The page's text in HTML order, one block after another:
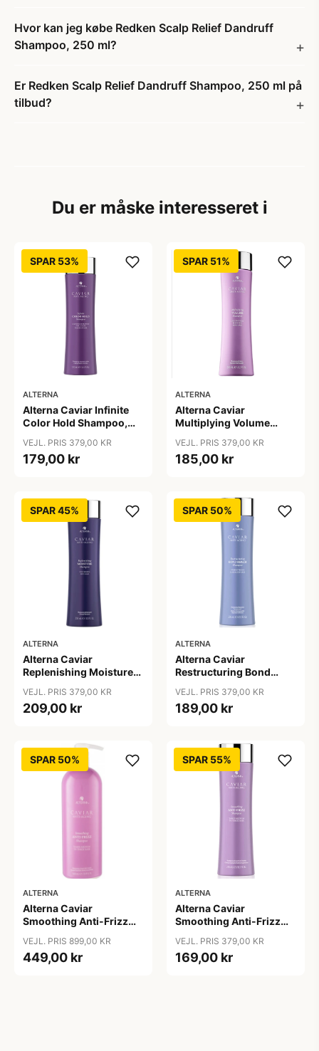
Hvor kan jeg købe Redken Scalp Relief Dandruff
Shampoo, 250 ml?
Er Redken Scalp Relief Dandruff Shampoo, 250 ml på
tilbud?
Du er måske interesseret i
SPAR 53%
ALTERNA
Alterna Caviar Infinite
Color Hold Shampoo,
VEJL. PRIS 379,00 KR
179,00 kr
SPAR 51%
ALTERNA
Alterna Caviar
Multiplying Volume
VEJL. PRIS 379,00 KR
185,00 kr
SPAR 45%
ALTERNA
Alterna Caviar
Replenishing Moisture
VEJL. PRIS 379,00 KR
209,00 kr
SPAR 50%
ALTERNA
Alterna Caviar
Restructuring Bond
VEJL. PRIS 379,00 KR
189,00 kr
SPAR 50%
ALTERNA
Alterna Caviar
Smoothing Anti-Frizz
VEJL. PRIS 899,00 KR
449,00 kr
SPAR 55%
ALTERNA
Alterna Caviar
Smoothing Anti-Frizz
VEJL. PRIS 379,00 KR
169,00 kr